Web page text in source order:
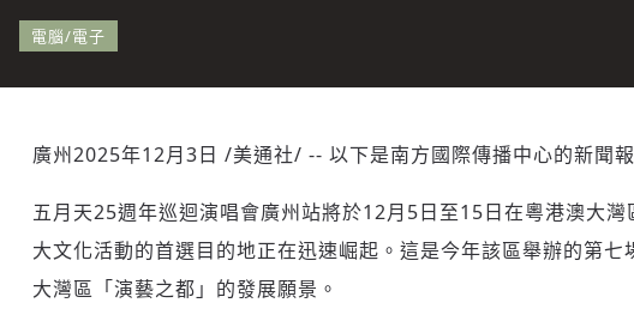
快速連結
電腦/電子
廣州2025年12月3日 /美通社/ -- 以下是南方國際傳播中心的新聞報
五月天25週年巡迴演唱會廣州站將於12月5日至15日在粵港澳大
大文化活動的首選目的地正在迅速崛起。這是今年該區舉辦的第
大灣區「演藝之都」的發展願景。